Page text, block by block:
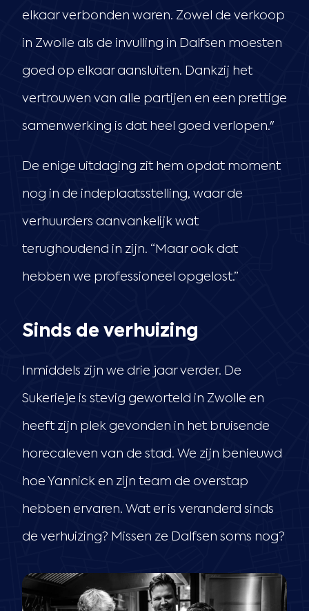
elkaar verbonden waren. Zowel de verkoop
in Zwolle als de invulling in Dalfsen moesten
goed op elkaar aansluiten. Dankzij het
vertrouwen van alle partijen en een prettige
samenwerking is dat heel goed verlopen."
De enige uitdaging zit hem opdat moment
nog in de indeplaatsstelling, waar de
verhuurders aanvankelijk wat
terughoudend in zijn. “Maar ook dat
hebben we professioneel opgelost.”
Sinds de verhuizing
Inmiddels zijn we drie jaar verder. De
Sukerieje is stevig geworteld in Zwolle en
heeft zijn plek gevonden in het bruisende
horecaleven van de stad. We zijn benieuwd
hoe Yannick en zijn team de overstap
hebben ervaren. Wat er is veranderd sinds
de verhuizing? Missen ze Dalfsen soms nog?